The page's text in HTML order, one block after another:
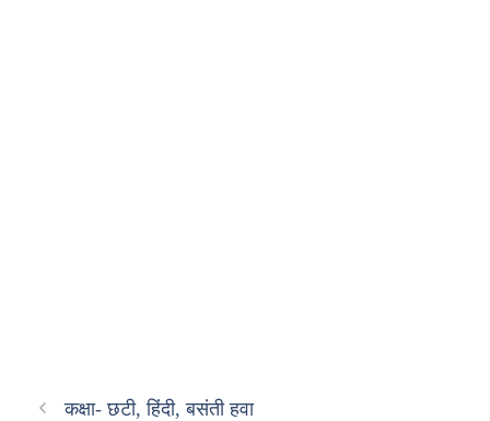
कक्षा- छटी, हिंदी, बसंती हवा